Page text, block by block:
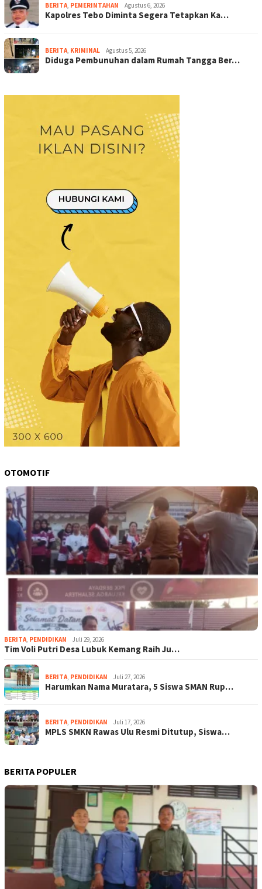
BERITA, PEMERINTAHAN Agustus 6, 2026
Kapolres Tebo Diminta Segera Tetapkan Ka…
BERITA, KRIMINAL Agustus 5, 2026
Diduga Pembunuhan dalam Rumah Tangga Ber…
OTOMOTIF
BERITA PENDIDIKAN Juli 29, 2026
Tim Voli Putri Desa Lubuk Kemang Raih Ju…
BERITA PENDIDIKAN Juli 27, 2026
Harumkan Nama Muratara, 5 Siswa SMAN Rup…
BERITA PENDIDIKAN Juli 17, 2026
MPLS SMKN Rawas Ulu Resmi Ditutup, Siswa…
BERITA POPULER